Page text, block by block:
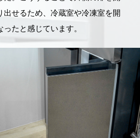
出せるため、冷蔵室や冷凍室を開
たと感じています。